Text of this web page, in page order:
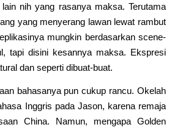
nih yang rasanya maksa. Terutama
yang menyerang lawan lewat rambut
mungkin berdasarkan scene-
tapi disini kesannya maksa. Ekspresi
dan seperti dibuat-buat.
bahasanya pun cukup rancu. Okelah
Inggris pada Jason, karena remaja
China. Namun, mengapa Golden